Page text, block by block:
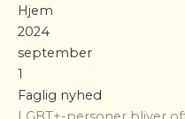
Hjem
2024
september
1
Faglig nyhed